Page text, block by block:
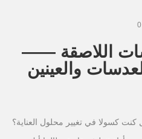
اللاصقة ——
والعينين
كسولا في تغيير محلول العناية؟